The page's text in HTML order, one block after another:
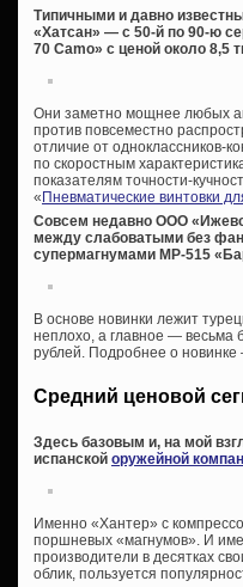
Типичными и давно
«Хатсан» — с 50-й по 90-ю
70 Camo» с ценой около 8,5
Они заметно мощнее любых
против повсеместно
отличие от одноклассников-
по скоростным
показателям точности-
« Пневматические винтовки
Совсем недавно ООО
между слабоватыми без
супермагнумами МР-515
В основе новинки лежит
неплохо, а главное — весьма
рублей. Подробнее о новинке
Средний ценовой
Здесь базовым и, на мой
испанской оружейной
Именно «Хантер» с
поршневых «магнумов». И
производители в десятках
облик, пользуется